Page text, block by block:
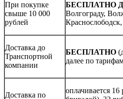
При покупке
свыше 10 000
рублей
БЕСПЛАТНО
Волгограду,
Доставка до
Транспортной
компании
БЕСПЛАТНО
далее по
Доставка по
оплачивается